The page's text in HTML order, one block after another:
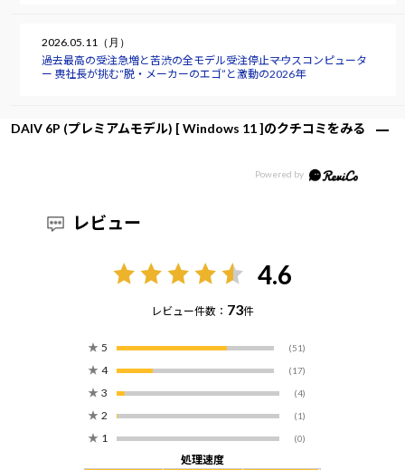
2026.05.11（月）
過去最高の受注急増と苦渋の全モデル受注停止――マウスコンピュータ
ー 軣社長が挑む“脱・メーカーのエゴ”と激動の2026年
DAIV 6P (プレミアムモデル) [ Windows 11 ]のクチコミをみる
レビュー
4.6
レビュー件数： 73件
★ 5 (51)
★ 4 (17)
★ 3 (4)
★ 2 (1)
★ 1 (0)
処理速度